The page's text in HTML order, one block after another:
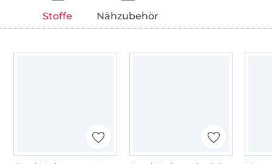
Stoffe Nähzubehör